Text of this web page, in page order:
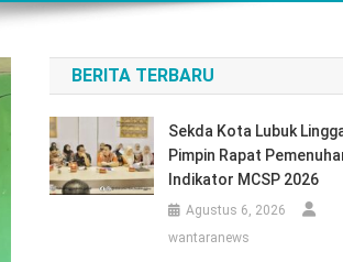
BERITA TERBARU
Sekda Kota Lubuk
Pimpin Rapat
Indikator MCSP 2026
Agustus 6, 2026
wantaranews